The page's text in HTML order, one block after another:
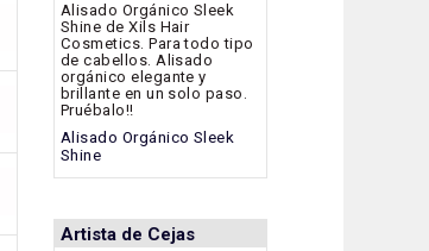
Alisado Orgánico Sleek
Shine de Xils Hair
Cosmetics. Para todo tipo
de cabellos. Alisado
orgánico elegante y
brillante en un solo paso.
Pruébalo!!
Alisado Orgánico Sleek
Shine
Artista de Cejas